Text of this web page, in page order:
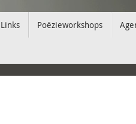
Links Poëzieworkshops